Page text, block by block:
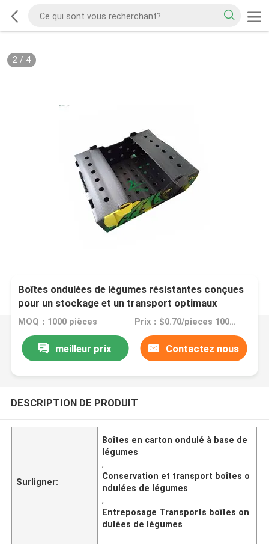
2/ 4
Boîtes ondulées de légumes résistantes conçues
pour un stockage et un transport optimaux
MOQ：1000 pièces Prix：$0.70/pieces 1000-4999 pieces
meilleur prix Contactez nous
DESCRIPTION DE PRODUIT
Surligner:
Boîtes en carton ondulé à base de
légumes
,
Conservation et transport boîtes o
ndulées de légumes
,
Entreposage Transports boîtes on
dulées de légumes